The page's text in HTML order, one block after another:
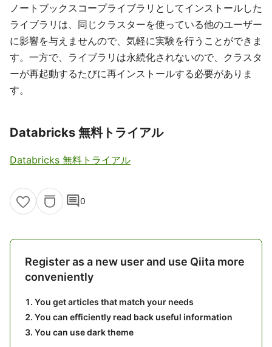
ノートブックスコープライブラリとしてインストールした
ライブラリは、同じクラスターを使っている他のユーザー
に影響を与えませんので、気軽に実験を行うことができま
す。一方で、ライブラリは永続化されないので、クラスタ
ーが再起動するたびに再インストールする必要がありま
す。
Databricks 無料トライアル
Databricks 無料トライアル
comment0
Register as a new user and use Qiita more
conveniently
You get articles that match your needs
You can efficiently read back useful information
You can use dark theme